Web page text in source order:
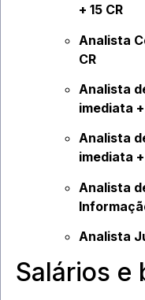
+ 15 CR
Analista
CR
Analista
imediata +
Analista
imediata +
Analista
Analista
Salários e